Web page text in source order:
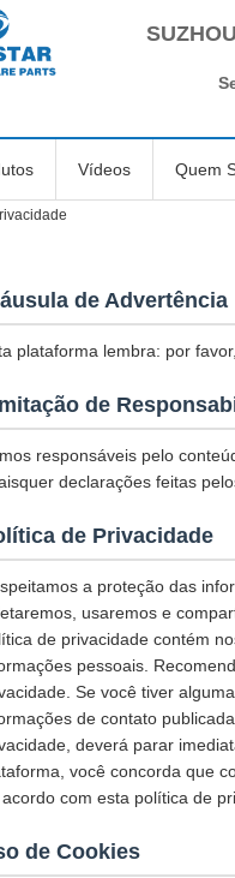
Vídeos Quem
de Advertência
plataforma lembra: por
de
responsáveis pelo
declarações feitas
de Privacidade
a proteção das
usaremos e
de privacidade contém
pessoais.
Se você tiver
de contato
deverá parar
você concorda que
com esta política de
de Cookies